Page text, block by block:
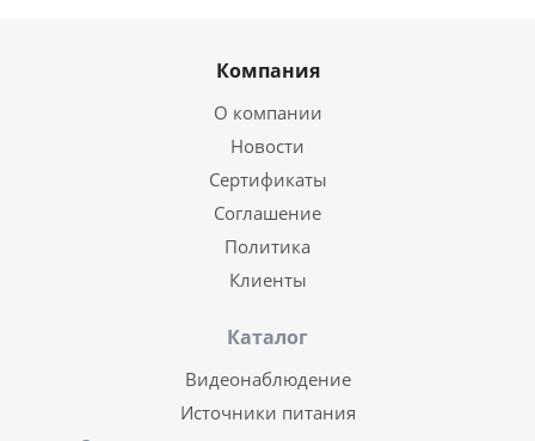
Компания
О компании
Новости
Сертификаты
Соглашение
Политика
Клиенты
Каталог
Видеонаблюдение
Источники питания